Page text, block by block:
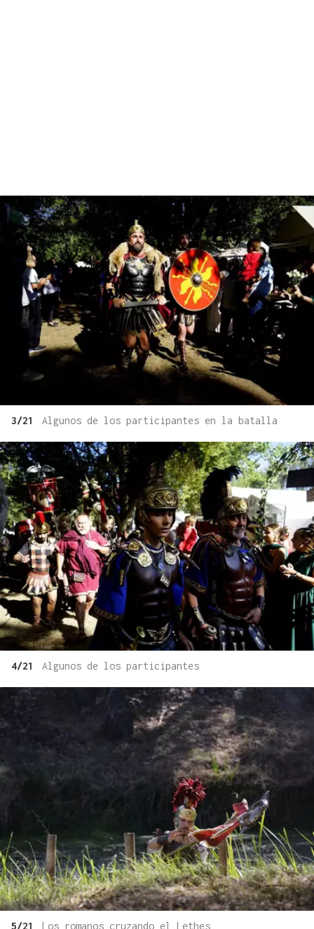
3/21 Algunos de los participantes en la batalla
4/21 Algunos de los participantes
5/21 Los romanos cruzando el Lethes